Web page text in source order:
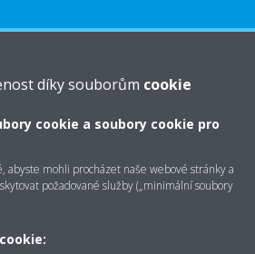
díky souborům cookie
cookie a soubory cookie pro
abyste mohli procházet naše webové stránky a
požadované služby („minimální soubory